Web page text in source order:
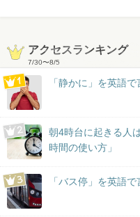
アクセスランキング
7/30〜8/5
「静かに」を英語で
朝4時台に起きる人
時間の使い方」
「バス停」を英語で